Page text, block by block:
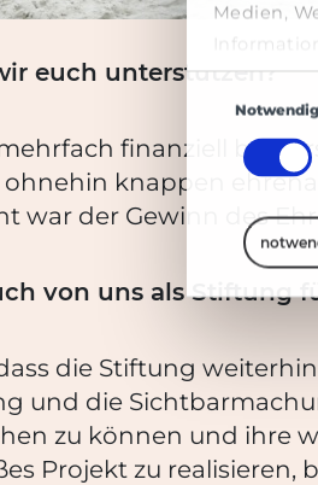
Medien,
ihnen
Dienste
Notwendig
euch unterstützen?
finanziell bei
ohnehin knappen
war der Gewinn des
von uns als Stiftung
die Stiftung
und die
zu können und ihre
Projekt zu